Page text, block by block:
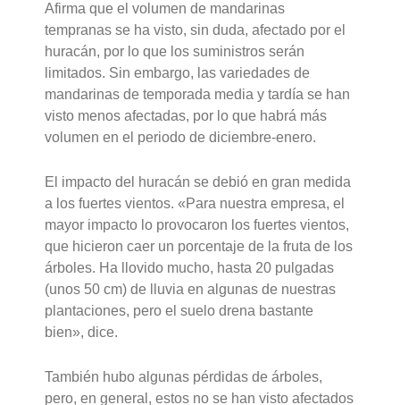
Afirma que el volumen de mandarinas
tempranas se ha visto, sin duda, afectado por el
huracán, por lo que los suministros serán
limitados. Sin embargo, las variedades de
mandarinas de temporada media y tardía se han
visto menos afectadas, por lo que habrá más
volumen en el periodo de diciembre-enero.
El impacto del huracán se debió en gran medida
a los fuertes vientos. «Para nuestra empresa, el
mayor impacto lo provocaron los fuertes vientos,
que hicieron caer un porcentaje de la fruta de los
árboles. Ha llovido mucho, hasta 20 pulgadas
(unos 50 cm) de lluvia en algunas de nuestras
plantaciones, pero el suelo drena bastante
bien», dice.
También hubo algunas pérdidas de árboles,
pero, en general, estos no se han visto afectados